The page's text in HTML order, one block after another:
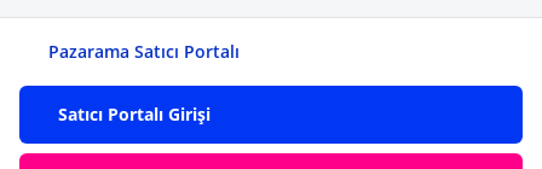
Pazarama Satıcı Portalı
Satıcı Portalı Girişi